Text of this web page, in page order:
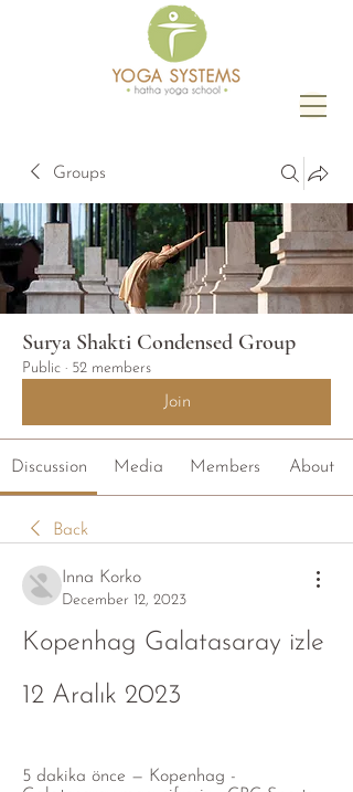
Groups
Surya Shakti Condensed Group
Public · 52 members
Join
Discussion Media Members About
Back
Inna Korko
December 12, 2023
Kopenhag Galatasaray izle
12 Aralık 2023
5 dakika önce — Kopenhag -